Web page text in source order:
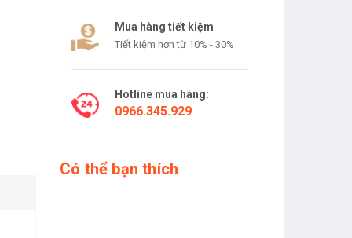
Mua hàng tiết kiệm
Tiết kiệm hơn từ 10% - 30%
Hotline mua hàng:
0966.345.929
Có thể bạn thích